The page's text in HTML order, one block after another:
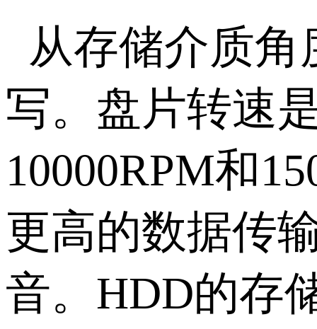
从存储介质角
写。盘片转速
10000RPM和
更高的数据传
音。 HDD的存